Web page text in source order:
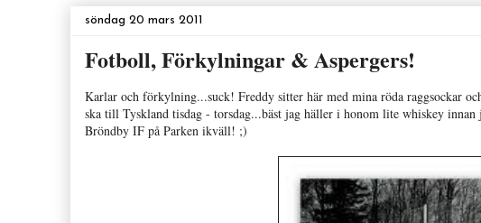
söndag 20 mars 2011
Fotboll, Förkylningar & Aspergers!
Karlar och förkylning...suck! Freddy sitter här med mina röda raggsockar
ska till Tyskland tisdag - torsdag...bäst jag häller i honom lite whiskey
Bröndby IF på Parken ikväll! ;)